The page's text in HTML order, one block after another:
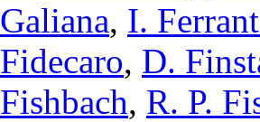
Galiana, I.
Fidecaro, D.
Fishbach, R. P.